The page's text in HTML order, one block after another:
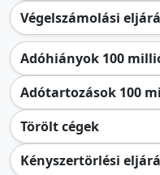
Végelszámolási
Adóhiányok 100
Adótartozások 100
Törölt cégek
Kényszertörlési